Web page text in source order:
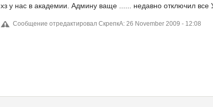
хз у нас в академии. Админу ваще ...... недавно отключил
Сообщение отредактировал СкрепкА: 26 November 2009 - 12:08